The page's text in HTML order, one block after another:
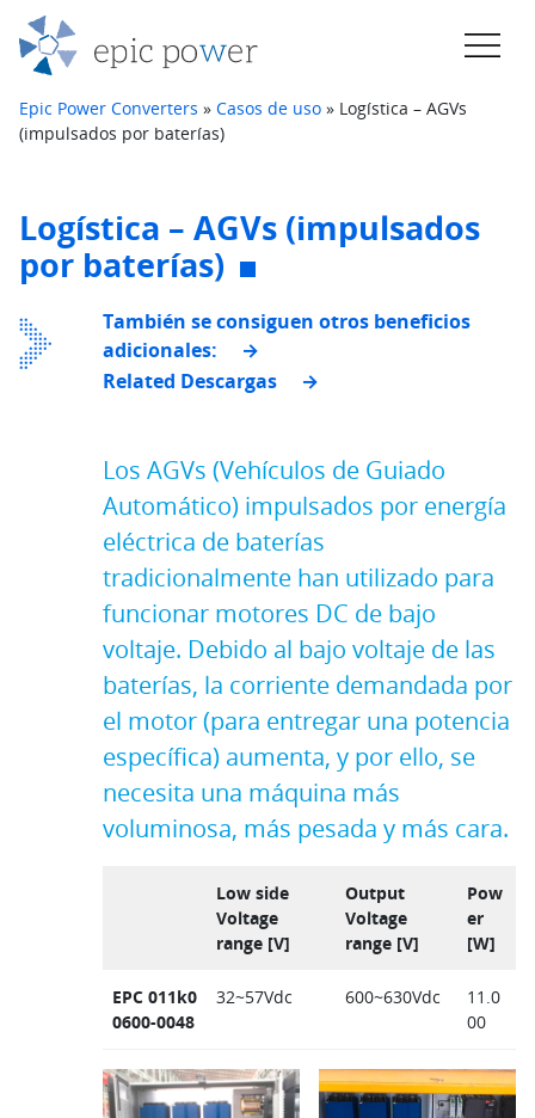
Saltar al contenido
Navegación principal
Epic Power Converters » Casos de uso » Logística – AGVs
(impulsados por baterías)
Logística – AGVs (impulsados
por baterías)
También se consiguen otros beneficios
adicionales:
Related Descargas
Los AGVs (Vehículos de Guiado
Automático) impulsados por energía
eléctrica de baterías
tradicionalmente han utilizado para
funcionar motores DC de bajo
voltaje. Debido al bajo voltaje de las
baterías, la corriente demandada por
el motor (para entregar una potencia
específica) aumenta, y por ello, se
necesita una máquina más
voluminosa, más pesada y más cara.
Low side
Voltage
range [V]
Output
Voltage
range [V]
Pow
er
[W]
EPC 011k0
0600-0048
32~57Vdc 600~630Vdc
11.0
00